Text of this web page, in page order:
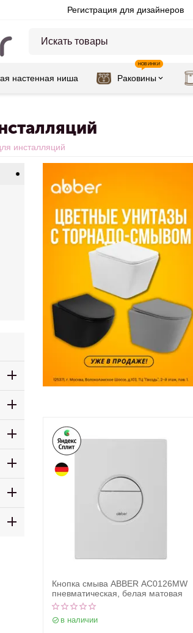
Регистрация для дизайнеров
настенная ниша Раковины
НОВИНКИ
инсталляций
Кнопка смыва ABBER AC0126MW
пневматическая, белая матовая
в наличии